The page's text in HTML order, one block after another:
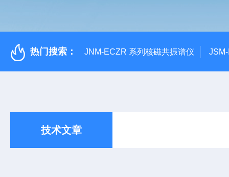
热门搜索： JNM-ECZR 系列核磁共振谱仪
技术文章